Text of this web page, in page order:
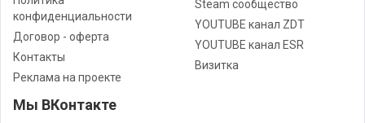
конфиденциальности
Договор - оферта
Контакты
Реклама на проекте
Steam сообщество
YOUTUBE канал ZDT
YOUTUBE канал ESR
Визитка
Мы ВКонтакте